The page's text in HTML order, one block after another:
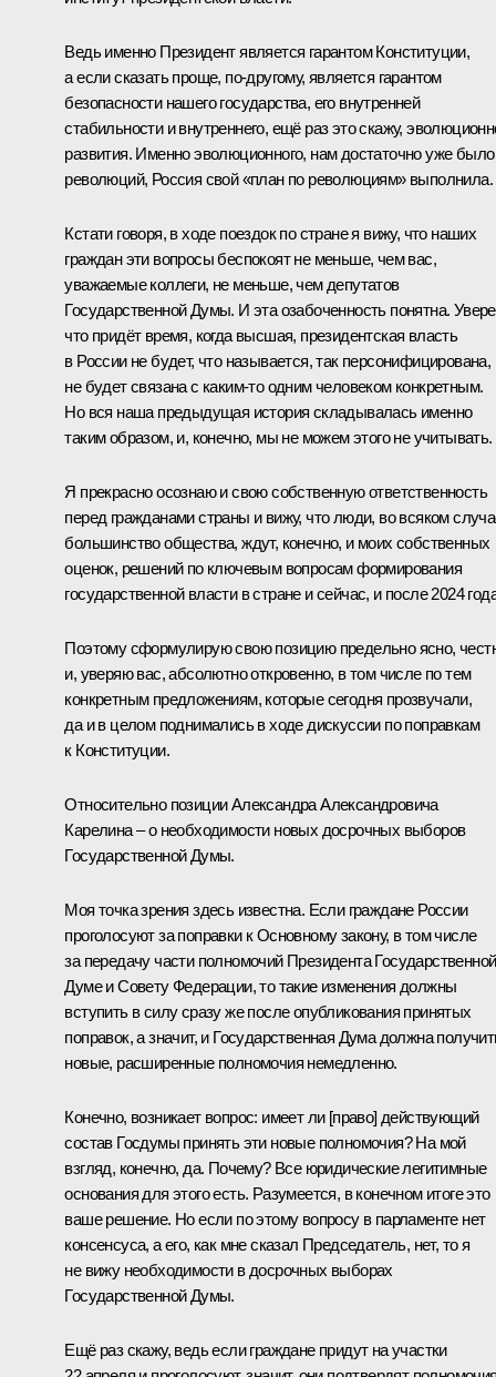
Ведь именно Президент является гарантом Конституции,
а если сказать проще, по-другому, является гарантом
безопасности нашего государства, его внутренней
стабильности и внутреннего, ещё раз это скажу,
развития. Именно эволюционного, нам достаточно уже было
революций, Россия свой «план по революциям» выполнила.
Кстати говоря, в ходе поездок по стране я вижу, что наших
граждан эти вопросы беспокоят не меньше, чем вас,
уважаемые коллеги, не меньше, чем депутатов
Государственной Думы. И эта озабоченность понятна.
что придёт время, когда высшая, президентская власть
в России не будет, что называется, так персонифицирована,
не будет связана с каким-то одним человеком конкретным.
Но вся наша предыдущая история складывалась именно
таким образом, и, конечно, мы не можем этого не учитывать.
Я прекрасно осознаю и свою собственную ответственность
перед гражданами страны и вижу, что люди, во всяком
большинство общества, ждут, конечно, и моих собственных
оценок, решений по ключевым вопросам формирования
государственной власти в стране и сейчас, и после 2024
Поэтому сформулирую свою позицию предельно ясно,
и, уверяю вас, абсолютно откровенно, в том числе по тем
конкретным предложениям, которые сегодня прозвучали,
да и в целом поднимались в ходе дискуссии по поправкам
к Конституции.
Относительно позиции Александра Александровича
Карелина – о необходимости новых досрочных выборов
Государственной Думы.
Моя точка зрения здесь известна. Если граждане России
проголосуют за поправки к Основному закону, в том числе
за передачу части полномочий Президента Государственной
Думе и Совету Федерации, то такие изменения должны
вступить в силу сразу же после опубликования принятых
поправок, а значит, и Государственная Дума должна
новые, расширенные полномочия немедленно.
Конечно, возникает вопрос: имеет ли [право] действующий
состав Госдумы принять эти новые полномочия? На мой
взгляд, конечно, да. Почему? Все юридические легитимные
основания для этого есть. Разумеется, в конечном итоге это
ваше решение. Но если по этому вопросу в парламенте нет
консенсуса, а его, как мне сказал Председатель, нет, то я
не вижу необходимости в досрочных выборах
Государственной Думы.
Ещё раз скажу, ведь если граждане придут на участки